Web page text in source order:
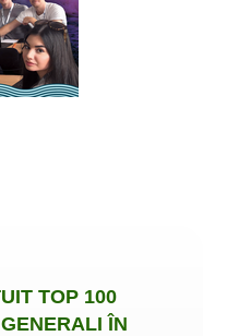
TOP 100
ÎN